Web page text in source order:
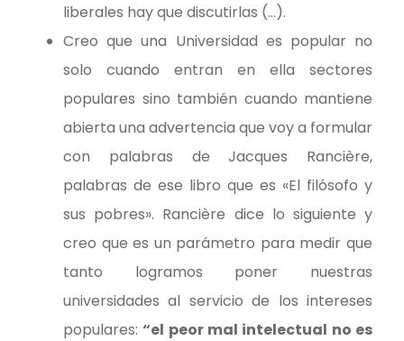
liberales hay que discutirlas (…).
Creo que una Universidad es popular no
solo cuando entran en ella sectores
populares sino también cuando mantiene
abierta una advertencia que voy a formular
con palabras de Jacques Rancière,
palabras de ese libro que es «El filósofo y
sus pobres». Rancière dice lo siguiente y
creo que es un parámetro para medir que
tanto logramos poner nuestras
universidades al servicio de los intereses
populares:“el peor mal intelectual no es